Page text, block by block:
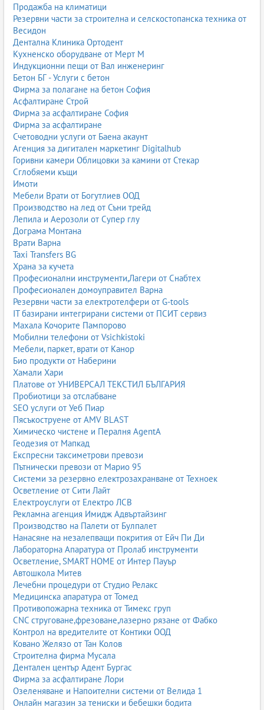
Продажба на климатици
Резервни части за строителна и селскостопанска техника от
Весидон
Дентална Клиника Ортодент
Кухненско оборудване от Мерт М
Индукционни пещи от Вал инженеринг
Бетон БГ - Услуги с бетон
Фирма за полагане на бетон София
Асфалтиране Строй
Фирма за асфалтиране София
Фирма за асфалтиране
Счетоводни услуги от Баена акаунт
Агенция за дигитален маркетинг Digitalhub
Горивни камери Облицовки за камини от Стекар
Сглобяеми къщи
Имоти
Мебели Врати от Богутлиев ООД
Производство на лед от Съни трейд
Лепила и Аерозоли от Супер глу
Дограма Монтана
Врати Варна
Taxi Transfers BG
Храна за кучета
Професионални инструменти,Лагери от Снабтех
Професионален домоуправител Варна
Резервни части за електротелфери от G-tools
IT базирани интегрирани системи от ПСИТ сервиз
Махала Кочорите Пампорово
Мобилни телефони от Vsichkistoki
Мебели, паркет, врати от Канор
Био продукти от Наберини
Хамали Хари
Платове от УНИВЕРСАЛ ТЕКСТИЛ БЪЛГАРИЯ
Пробиотици за отслабване
SEO услуги от Уеб Пиар
Пясъкоструене от AMV BLAST
Химическо чистене и Пералня AgentA
Геодезия от Мапкад
Експресни таксиметрови превози
Пътнически превози от Марио 95
Системи за резервно електрозахранване от Техноек
Осветление от Сити Лайт
Електроуслуги от Електро ЛСВ
Рекламна агенция Имидж Адвъртайзинг
Производство на Палети от Булпалет
Нанасяне на незалепващи покрития от Ейч Пи Ди
Лабораторна Апаратура от Пролаб инструменти
Осветление, SMART HOME от Интер Пауър
Автошкола Митев
Лечебни процедури от Студио Релакс
Медицинска апаратура от Томед
Противопожарна техника от Тимекс груп
CNC струговане,фрезоване,лазерно рязане от Фабко
Контрол на вредителите от Контики ООД
Ковано Желязо от Тан Колов
Строителна фирма Мусала
Дентален център Адент Бургас
Фирма за асфалтиране Лори
Озеленяване и Напоителни системи от Велида 1
Онлайн магазин за тениски и бебешки бодита